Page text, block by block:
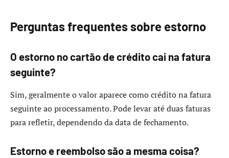
Perguntas frequentes sobre estorno
O estorno no cartão de crédito cai na fatura
seguinte?
Sim, geralmente o valor aparece como crédito na fatura
seguinte ao processamento. Pode levar até duas faturas
para refletir, dependendo da data de fechamento.
Estorno e reembolso são a mesma coisa?